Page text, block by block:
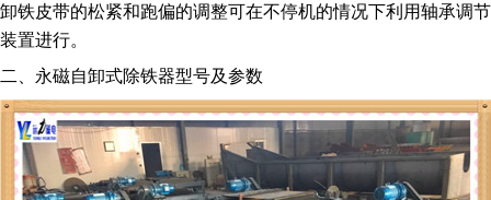
卸铁皮带的松紧和跑偏的调整可在不停机的情况下利用轴承调节
装置进行。
二、永磁自卸式除铁器型号及参数